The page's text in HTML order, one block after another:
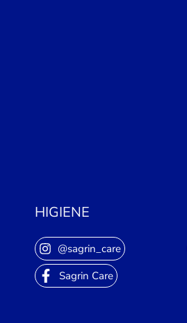
HIGIENE
@sagrin_care
Sagrin Care